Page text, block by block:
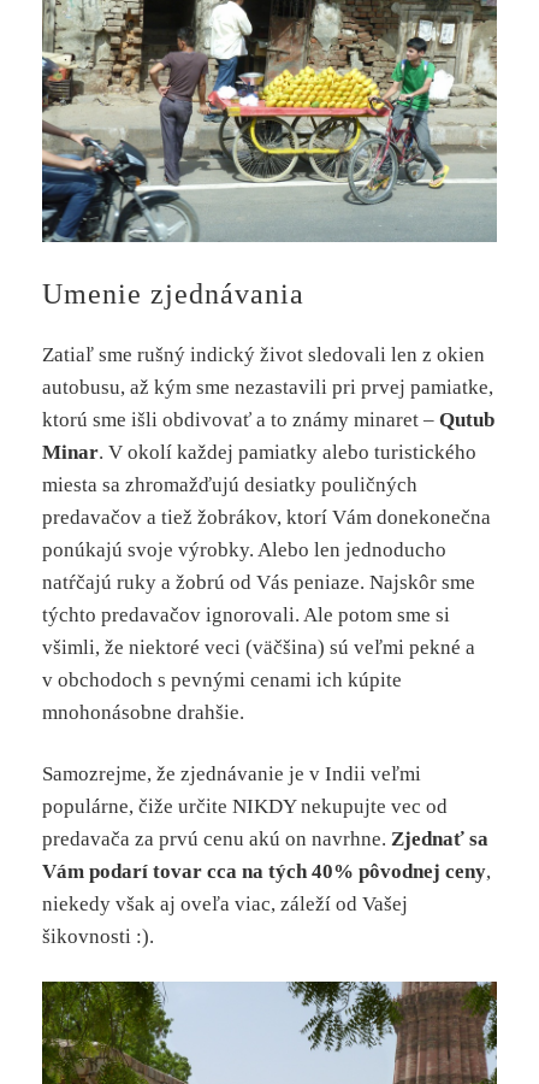
Umenie zjednávania
Zatiaľ sme rušný indický život sledovali len z okien
autobusu, až kým sme nezastavili pri prvej pamiatke,
ktorú sme išli obdivovať a to známy minaret –Qutub
Minar. V okolí každej pamiatky alebo turistického
miesta sa zhromažďujú desiatky pouličných
predavačov a tiež žobrákov, ktorí Vám donekonečna
ponúkajú svoje výrobky. Alebo len jednoducho
natŕčajú ruky a žobrú od Vás peniaze. Najskôr sme
týchto predavačov ignorovali. Ale potom sme si
všimli, že niektoré veci (väčšina) sú veľmi pekné a
v obchodoch s pevnými cenami ich kúpite
mnohonásobne drahšie.
Samozrejme, že zjednávanie je v Indii veľmi
populárne, čiže určite NIKDY nekupujte vec od
predavača za prvú cenu akú on navrhne.Zjednať sa
Vám podarí tovar cca na tých 40% pôvodnej ceny,
niekedy však aj oveľa viac, záleží od Vašej
šikovnosti :).